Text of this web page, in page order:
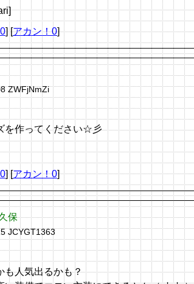
] [アカン！0]
ZWFjNmZi
を作ってください☆彡
] [アカン！0]
保
JCYGT1363
も人気出るかも？